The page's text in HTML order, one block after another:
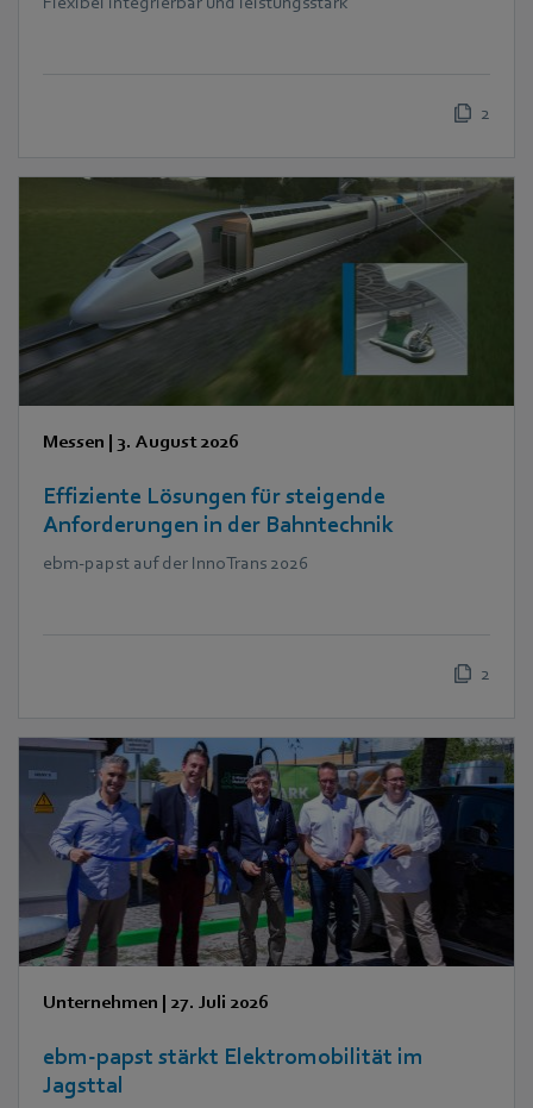
2
Messen | 3. August 2026
Effiziente Lösungen für steigende
Anforderungen in der Bahntechnik
ebm‑papst auf der InnoTrans 2026
2
Unternehmen | 27. Juli 2026
ebm‑papst stärkt Elektromobilität im
Jagsttal